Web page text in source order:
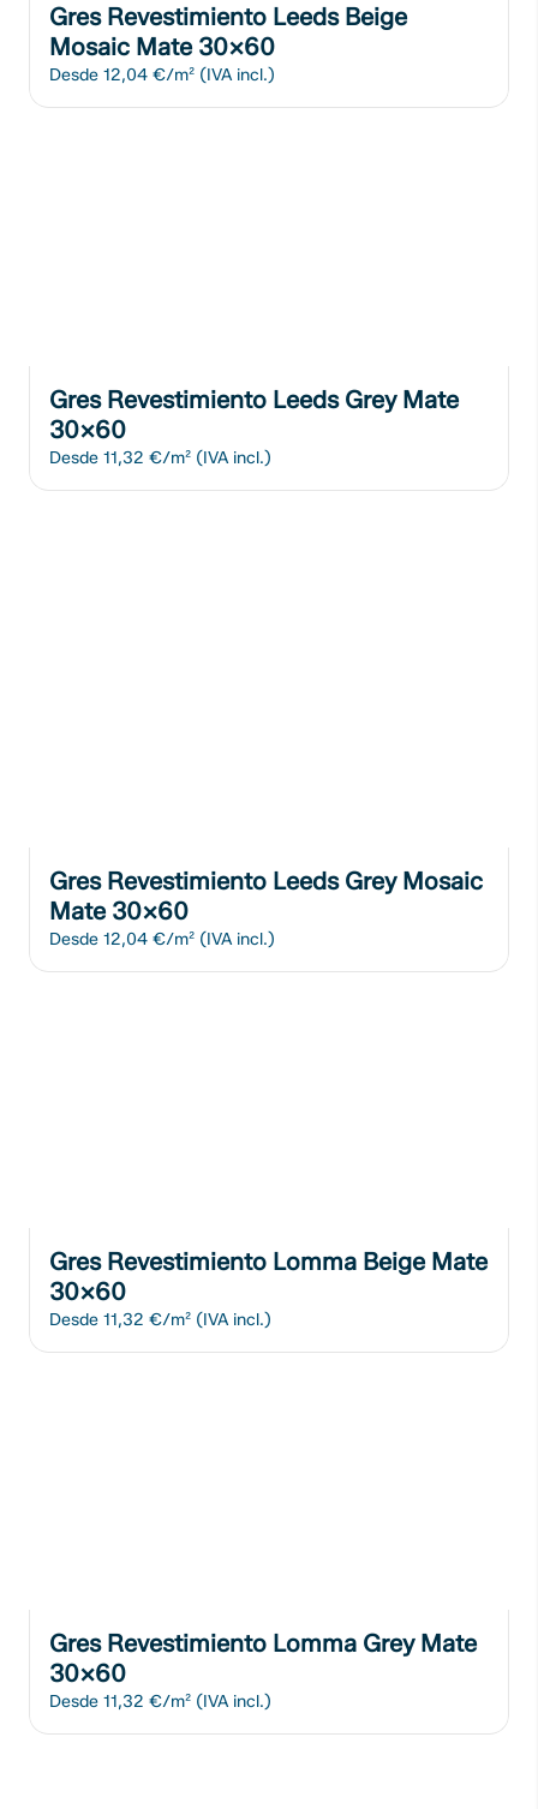
Gres Revestimiento Leeds Beige
Mosaic Mate 30x60
Desde 12,04 €/m² (IVA incl.)
Gres Revestimiento Leeds Grey Mate
30x60
Desde 11,32 €/m² (IVA incl.)
Gres Revestimiento Leeds Grey Mosaic
Mate 30x60
Desde 12,04 €/m² (IVA incl.)
Gres Revestimiento Lomma Beige Mate
30x60
Desde 11,32 €/m² (IVA incl.)
Gres Revestimiento Lomma Grey Mate
30x60
Desde 11,32 €/m² (IVA incl.)